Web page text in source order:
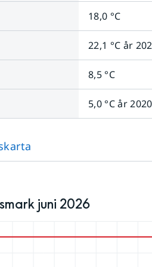
18,0 °C
22,1 °C år
8,5 °C
5,0 °C år 2020
juni 2026